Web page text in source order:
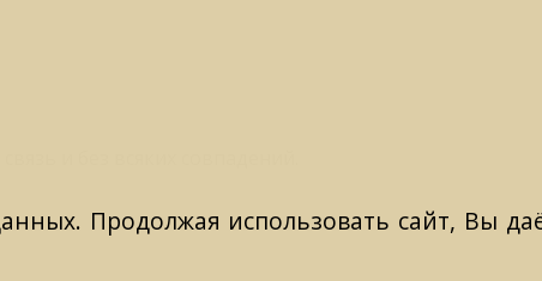
Продолжая использовать сайт, Вы